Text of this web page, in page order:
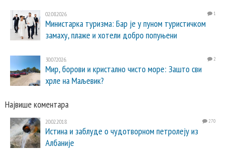
02.08.2026. 1
Министарка туризма: Бар је у пуном туристичком
замаху, плаже и хотели добро попуњени
30.07.2026. 2
Мир, борови и кристално чисто море: Зашто сви
хрле на Маљевик?
Највише коментара
20.02.2018. 270
Истина и заблуде о чудотворном петролеју из
Албаније